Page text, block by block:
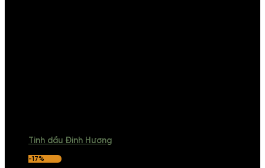
Tinh dầu Đinh Hương
-17%